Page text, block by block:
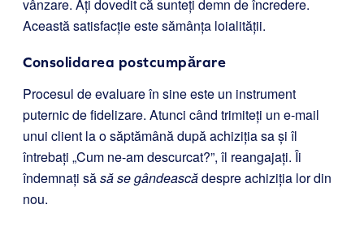
vânzare. Ați dovedit că sunteți demn de încredere.
Această satisfacție este sămânța loialității.
Consolidarea postcumpărare
Procesul de evaluare în sine este un instrument
puternic de fidelizare. Atunci când trimiteți un e-mail
unui client la o săptămână după achiziția sa și îl
întrebați „Cum ne-am descurcat?”, îl reangajați. Îi
îndemnați săsă se gândeascădespre achiziția lor din
nou.